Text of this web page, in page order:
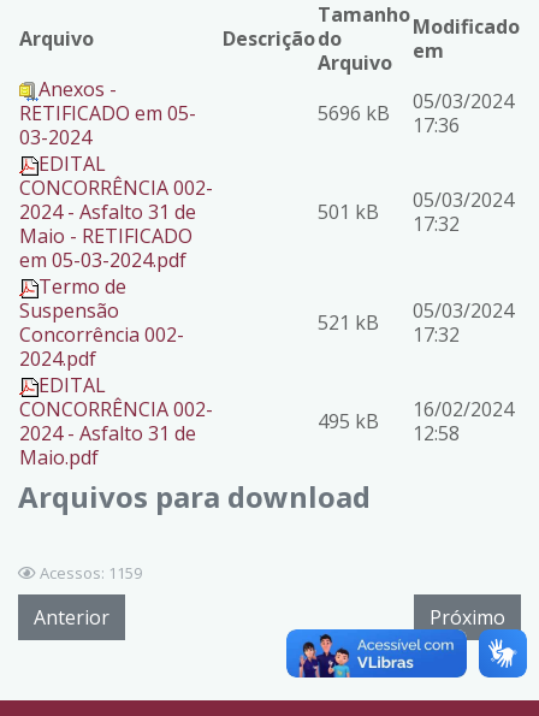
Arquivos para download
Arquivo Descrição
Tamanho
do
Arquivo
Modificado
em
Anexos -
RETIFICADO em 05-
03-2024
5696 kB
05/03/2024
17:36
EDITAL
CONCORRÊNCIA 002-
2024 - Asfalto 31 de
Maio - RETIFICADO
em 05-03-2024.pdf
501 kB
05/03/2024
17:32
Termo de
Suspensão
Concorrência 002-
2024.pdf
521 kB
05/03/2024
17:32
EDITAL
CONCORRÊNCIA 002-
2024 - Asfalto 31 de
Maio.pdf
495 kB
16/02/2024
12:58
Acessos: 1159
Anterior Próximo